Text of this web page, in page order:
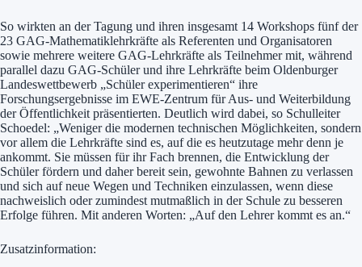
So wirkten an der Tagung und ihren insgesamt 14 Workshops fünf der
23 GAG-Mathematiklehrkräfte als Referenten und Organisatoren
sowie mehrere weitere GAG-Lehrkräfte als Teilnehmer mit, während
parallel dazu GAG-Schüler und ihre Lehrkräfte beim Oldenburger
Landeswettbewerb „Schüler experimentieren“ ihre
Forschungsergebnisse im EWE-Zentrum für Aus- und Weiterbildung
der Öffentlichkeit präsentierten. Deutlich wird dabei, so Schulleiter
Schoedel: „Weniger die modernen technischen Möglichkeiten, sondern
vor allem die Lehrkräfte sind es, auf die es heutzutage mehr denn je
ankommt. Sie müssen für ihr Fach brennen, die Entwicklung der
Schüler fördern und daher bereit sein, gewohnte Bahnen zu verlassen
und sich auf neue Wegen und Techniken einzulassen, wenn diese
nachweislich oder zumindest mutmaßlich in der Schule zu besseren
Erfolge führen. Mit anderen Worten: „Auf den Lehrer kommt es an.“
Zusatzinformation: